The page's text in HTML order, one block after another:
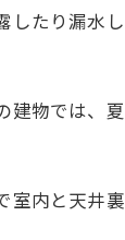
したり漏水
建物では、
室内と天井